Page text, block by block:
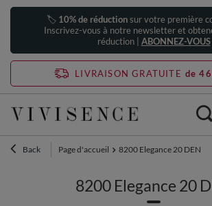
🏷️ 10% de réductionsur votre première
Inscrivez-vous à notre newsletter et
réduction | ABONNEZ-VOUS
LIVRAISON GRATUITE de
Back Page d'accueil 8200 Elegance 20 DEN
8200 Elegance 20